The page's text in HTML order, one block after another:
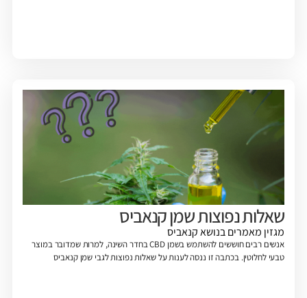
שאלות נפוצות שמן קנאביס
מגזין מאמרים בנושא קנאביס
אנשים רבים חוששים להשתמש בשמן CBD בחדר השינה, למרות שמדובר במוצר
טבעי לחלוטין. בכתבה זו ננסה לענות על שאלות נפוצות לגבי שמן קנאביס